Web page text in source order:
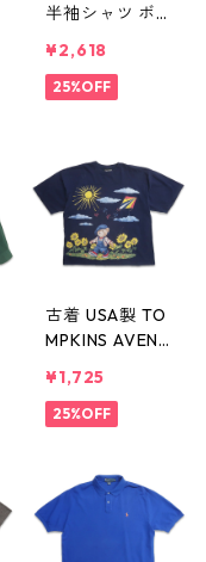
半袖シャツ ボ
ェック 表記：X
L gd406091n
¥2,618
25%OFF
古着 USA製 TO
MPKINS AVENU
ャツ ネイビー
レディース 表
¥1,725
25%OFF